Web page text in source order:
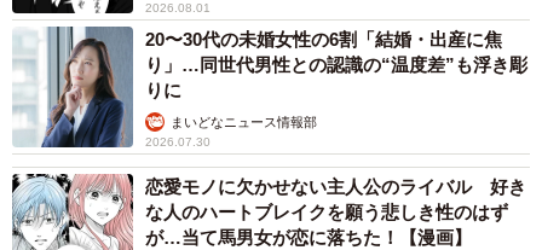
2026.08.01
20〜30代の未婚女性の6割「結婚・出産に焦
り」…同世代男性との認識の“温度差”も浮き彫
りに
まいどなニュース情報部
2026.07.30
恋愛モノに欠かせない主人公のライバル 好き
な人のハートブレイクを願う悲しき性のはず
が…当て馬男女が恋に落ちた！【漫画】